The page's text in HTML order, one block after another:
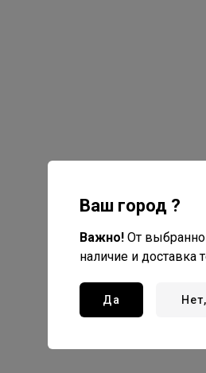
Ваш город ?
Важно! От
наличие и доставка
Да